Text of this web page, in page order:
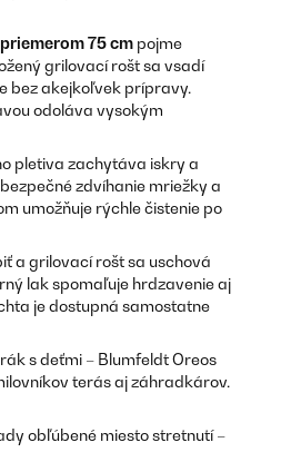
priemerom 75 cm pojme
grilovací rošt sa vsadí
bez akejkoľvek prípravy.
odoláva vysokým
pletiva zachytáva iskry a
zdvíhanie mriežky a
umožňuje rýchle čistenie po
a grilovací rošt sa uschová
lak spomaľuje hrdzavenie aj
je dostupná samostatne
s deťmi – Blumfeldt Oreos
terás aj záhradkárov.
obľúbené miesto stretnutí –